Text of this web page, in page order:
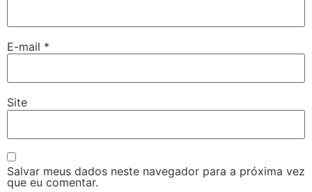
E-mail *
Site
Salvar meus dados neste navegador para a próxima vez
que eu comentar.